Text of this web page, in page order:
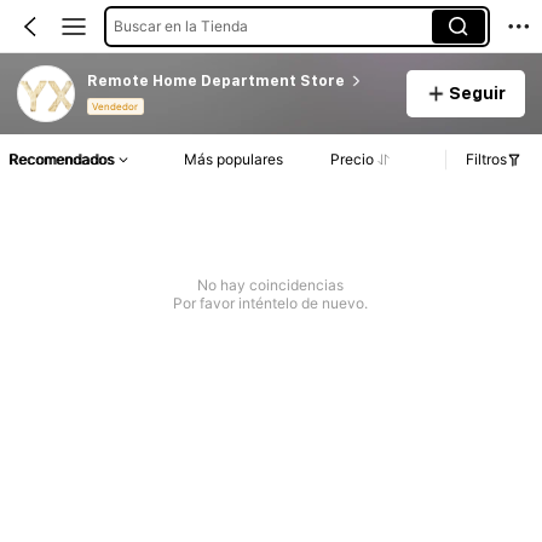
Buscar en la Tienda
Remote Home Department Store
Vendedor
Seguir
Recomendados Más populares Precio Filtros
No hay coincidencias
Por favor inténtelo de nuevo.